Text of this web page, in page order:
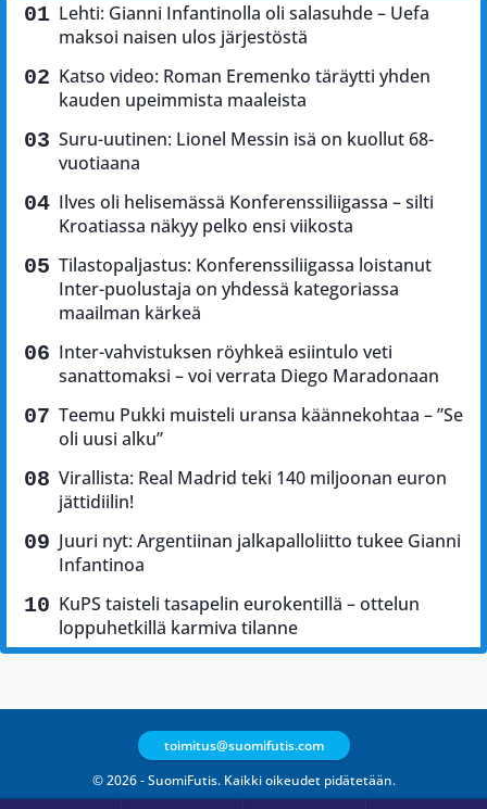
Lehti: Gianni Infantinolla oli salasuhde – Uefa
maksoi naisen ulos järjestöstä
Katso video: Roman Eremenko täräytti yhden
kauden upeimmista maaleista
Suru-uutinen: Lionel Messin isä on kuollut 68-
vuotiaana
Ilves oli helisemässä Konferenssiliigassa – silti
Kroatiassa näkyy pelko ensi viikosta
Tilastopaljastus: Konferenssiliigassa loistanut
Inter-puolustaja on yhdessä kategoriassa
maailman kärkeä
Inter-vahvistuksen röyhkeä esiintulo veti
sanattomaksi – voi verrata Diego Maradonaan
Teemu Pukki muisteli uransa käännekohtaa – ”Se
oli uusi alku”
Virallista: Real Madrid teki 140 miljoonan euron
jättidiilin!
Juuri nyt: Argentiinan jalkapalloliitto tukee Gianni
Infantinoa
KuPS taisteli tasapelin eurokentillä – ottelun
loppuhetkillä karmiva tilanne
© 2026 - SuomiFutis. Kaikki oikeudet pidätetään.
toimitus@suomifutis.com